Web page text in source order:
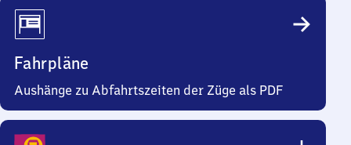
Fahrpläne
Aushänge zu Abfahrtszeiten der Züge als PDF